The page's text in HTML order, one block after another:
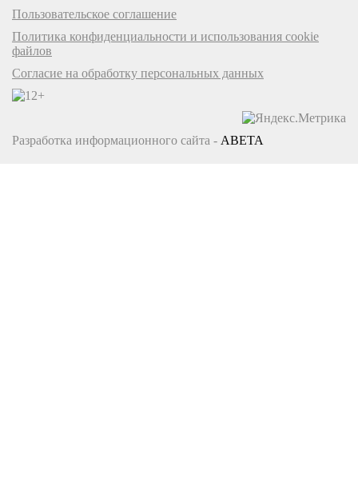
Пользовательское соглашение
Политика конфиденциальности и использования cookie
файлов
Согласие на обработку персональных данных
Разработка информационного сайта - ABETA